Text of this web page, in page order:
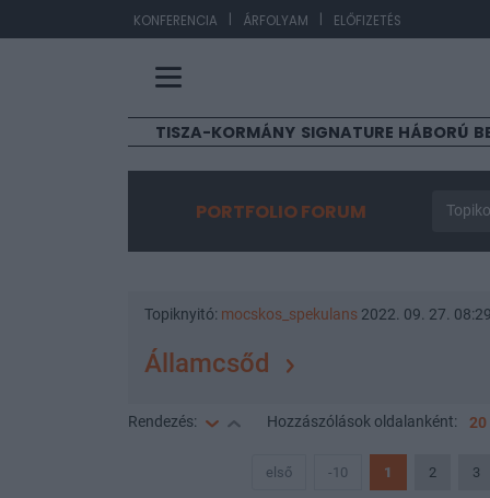
KONFERENCIA | ÁRFOLYAM | ELŐFIZETÉS
TISZA-KORMÁNY SIGNATURE HÁBORÚ
PORTFOLIO FORUM
Topiknyitó: mocskos_spekulans 2022. 09. 27. 08:29
Államcsőd
Rendezés: Hozzászólások oldalanként: 20
első -10 1 2 3